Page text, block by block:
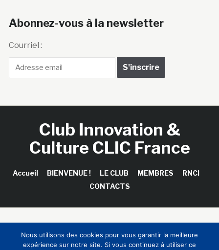
Abonnez-vous à la newsletter
Courriel :
Club Innovation &
Culture CLIC France
Accueil BIENVENUE ! LE CLUB MEMBRES
RNCI
CONTACTS
Sinapses Conseils
Nous utilisons des cookies pour vous garantir la meilleure
expérience sur notre site. Si vous continuez à utiliser ce